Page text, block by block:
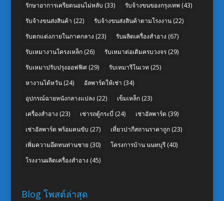
รักษาอาการเครียดนอนไม่หลับ (33) รับจ้างขนของกรุงเทพ (43)
รับจ้างขนส่งสินค้า (22) รับจ้างขนส่งสินค้าตามโรงงาน(22)
รับตกแต่งภายในภาคกลาง (23) รับผลิตเครื่องสำอาง (67)
รับเหมางานโครงเหล็ก(26) รับเหมาต่อเติมครบวงจร(29)
รับเหมาปรับปรุงออฟฟิศ(29) รับเหมารีโนเวท (25)
หางานไต้หวัน(24) อัลพาร์ดให้เช่า (34)
อุปกรณ์ฉายหนังกลางแปลง (22) เข็มเหล็ก(23)
เครื่องสำอาง (23) เช่ารถตู้กระบี่ (24) เช่าอัลพาร์ด (39)
เช่าอัลพาร์ด พร้อมคนขับ (27) เที่ยวปากีสถานราคาถูก(23)
เพิ่มความอึดทนท่านชาย (30) โครงการบ้าน นนทบุรี(40)
โรงงานผลิตเครื่องสำอาง (45)
Blog โพสต์ล่าสุด